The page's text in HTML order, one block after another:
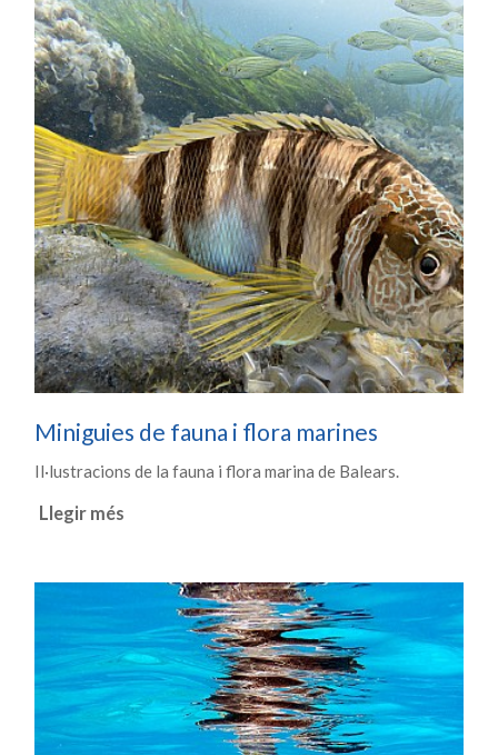
Miniguies de fauna i flora marines
Il·lustracions de la fauna i flora marina de Balears.
Llegir més